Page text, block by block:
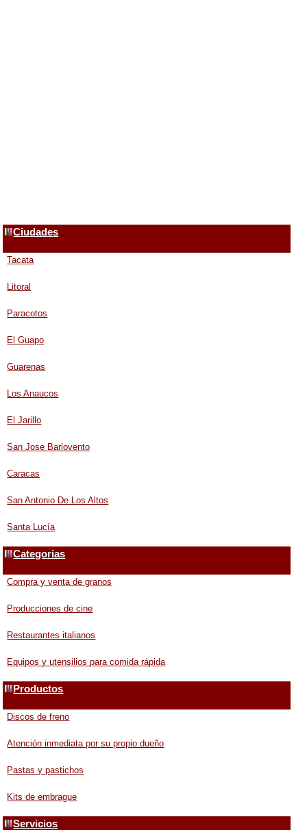
Ciudades
Tacata
Litoral
Paracotos
El Guapo
Guarenas
Los Anaucos
El Jarillo
San Jose Barlovento
Caracas
San Antonio De Los Altos
Santa Lucía
Categorias
Compra y venta de granos
Producciones de cine
Restaurantes italianos
Equipos y utensilios para comida rápida
Productos
Discos de freno
Atención inmediata por su propio dueño
Pastas y pastichos
Kits de embrague
Servicios